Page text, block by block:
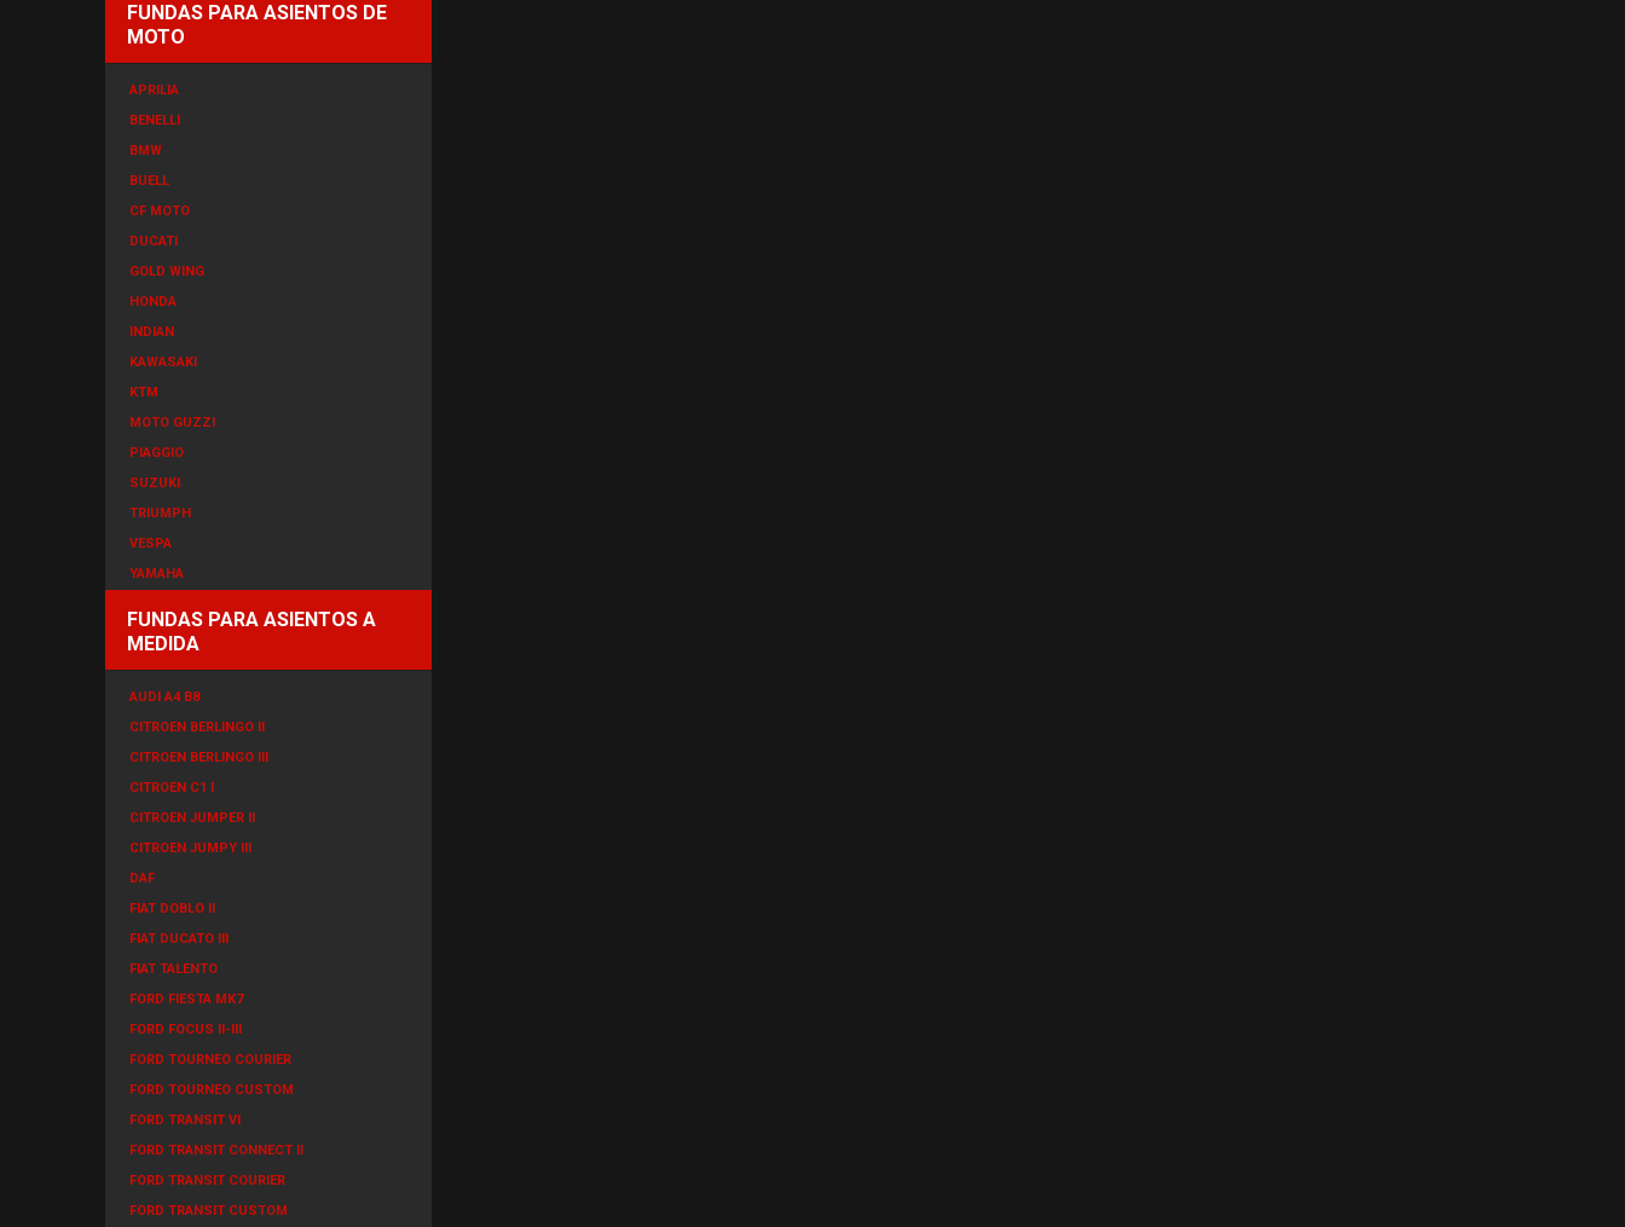
FUNDAS PARA ASIENTOS DE
MOTO
APRILIA
BENELLI
BMW
BUELL
CF MOTO
DUCATI
GOLD WING
HONDA
INDIAN
KAWASAKI
KTM
MOTO GUZZI
PIAGGIO
SUZUKI
TRIUMPH
VESPA
YAMAHA
FUNDAS PARA ASIENTOS A
MEDIDA
AUDI A4 B8
CITROEN BERLINGO II
CITROEN BERLINGO III
CITROEN C1 I
CITROEN JUMPER II
CITROEN JUMPY III
DAF
FIAT DOBLO II
FIAT DUCATO III
FIAT TALENTO
FORD FIESTA MK7
FORD FOCUS II-III
FORD TOURNEO COURIER
FORD TOURNEO CUSTOM
FORD TRANSIT VI
FORD TRANSIT CONNECT II
FORD TRANSIT COURIER
FORD TRANSIT CUSTOM